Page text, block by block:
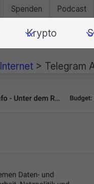
Spenden Podcast
Krypto
Internet > Telegram